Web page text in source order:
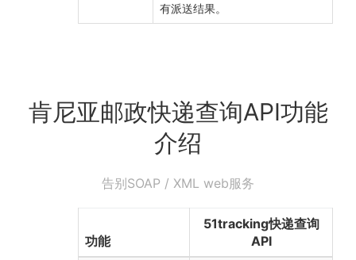
有派送结果。
肯尼亚邮政快递查询API功能
介绍
告别SOAP / XML web服务
功能
51tracking快递查询
API